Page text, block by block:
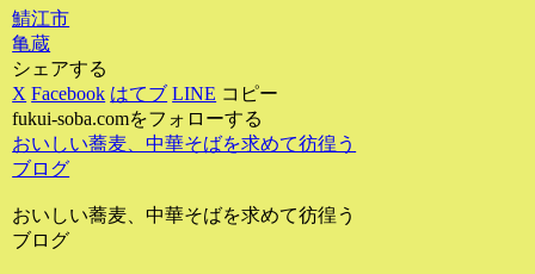
鯖江市
亀蔵
シェアする
X Facebook はてブ LINE コピー
fukui-soba.comをフォローする
おいしい蕎麦、中華そばを求めて彷徨う
ブログ
おいしい蕎麦、中華そばを求めて彷徨う
ブログ